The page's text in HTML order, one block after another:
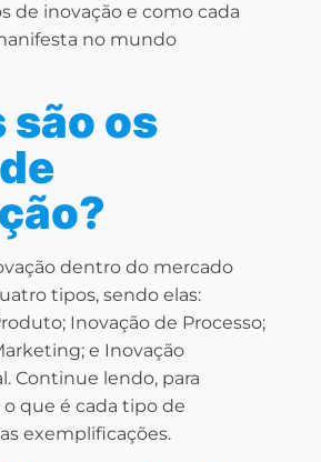
de inovação e como cada
no mundo
são os
dentro do mercado
tipos, sendo elas:
Inovação de Processo;
e Inovação
Continue lendo, para
que é cada tipo de
exemplificações.